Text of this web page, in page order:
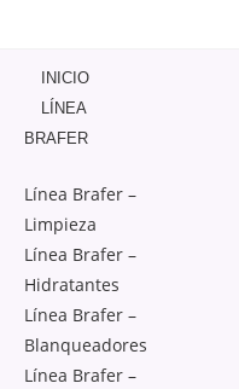
INICIO
LÍNEA
BRAFER
Línea Brafer –
Limpieza
Línea Brafer –
Hidratantes
Línea Brafer –
Blanqueadores
Línea Brafer –